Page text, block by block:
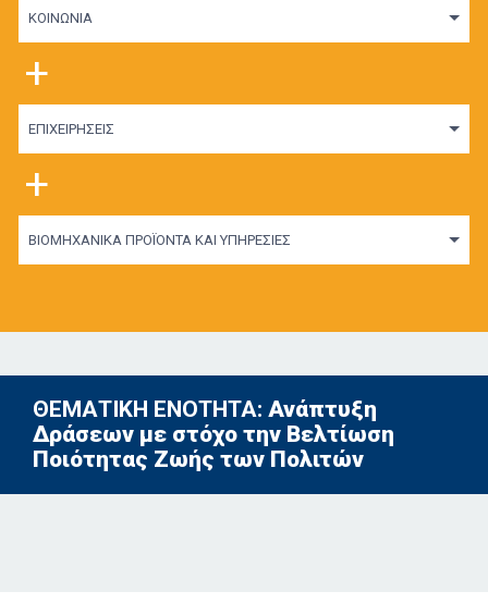
ΚΟΙΝΩΝΙΑ
+
ΕΠΙΧΕΙΡΗΣΕΙΣ
+
ΒΙΟΜΗΧΑΝΙΚΑ ΠΡΟΪΟΝΤΑ ΚΑΙ ΥΠΗΡΕΣΙΕΣ
ΘΕΜΑΤΙΚΗ ΕΝΟΤΗΤΑ: Ανάπτυξη
Δράσεων με στόχο την Βελτίωση
Ποιότητας Ζωής των Πολιτών